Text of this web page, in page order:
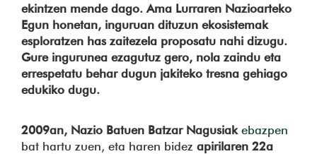
ekintzen mende dago. Ama Lurraren Nazioarteko
Egun honetan, inguruan dituzun ekosistemak
esploratzen has zaitezela proposatu nahi dizugu.
Gure ingurunea ezagutuz gero, nola zaindu eta
errespetatu behar dugun jakiteko tresna gehiago
edukiko dugu.
2009an, Nazio Batuen Batzar Nagusiak ebazpen
bat hartu zuen, eta haren bidez apirilaren 22a